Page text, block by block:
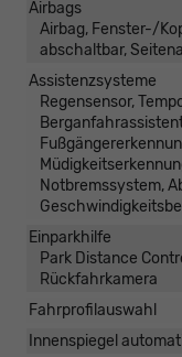
Airbags
Airbag, Fenster-/
abschaltbar,
Assistenzsysteme
Regensensor,
Notbremssystem,
Einparkhilfe
Park Distance
Rückfahrkamera
Fahrprofilauswahl
Innenspiegel